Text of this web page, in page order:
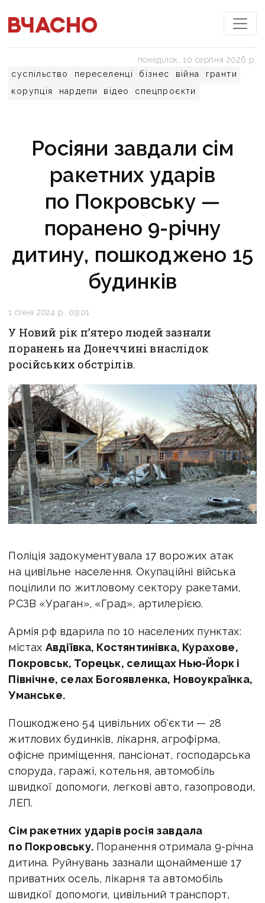
суспільство переселенці бізнес війна
гранти
корупція
нардепи відео спецпроєкти
понеділок, 10 серпня 2026 р.
Росіяни завдали сім
ракетних ударів
по Покровську —
поранено 9-річну
дитину, пошкоджено 15
будинків
1 січня 2024 р., 09:01
У Новий рік п’ятеро людей зазнали
поранень на Донеччині внаслідок
російських обстрілів.
Поліція задокументувала 17 ворожих атак
на цивільне населення. Окупаційні війська
поцілили по житловому сектору ракетами,
РСЗВ «Ураган», «Град», артилерією.
Армія рф вдарила по 10 населених пунктах:
містах Авдіївка, Костянтинівка, Курахове,
Покровськ, Торецьк, селищах Нью-Йорк і
Північне, селах Богоявленка, Новоукраїнка,
Уманське.
Пошкоджено 54 цивільних об'єкти — 28
житлових будинків, лікарня, агрофірма,
офісне приміщення, пансіонат, господарська
споруда, гаражі, котельня, автомобіль
швидкої допомоги, легкові авто, газопроводи,
ЛЕП.
Сім ракетних ударів росія завдала
по Покровську.Поранення отримала 9-річна
дитина. Руйнувань зазнали щонайменше 17
приватних осель, лікарня та автомобіль
швидкої допомоги, цивільний транспорт,